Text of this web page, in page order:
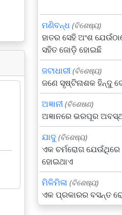
ମଣିବନ୍ଧ (ବିଶେଷ୍ୟ)
ହାତର ସେହି ଅଂଶ
ସହିତ ଜୋଡ଼ି ହୋଇଛି
ଜଟାଧାରୀ (ବିଶେଷ୍ୟ)
ଜଣେ ସୃଷ୍ଟିନାଶକ ହିନ୍ଦୁ
ଅଜ୍ଞାନୀ (ବିଶେଷଣ)
ଅଜ୍ଞାନରେ ଭରପୂର
ଯାଦୁ (ବିଶେଷ୍ୟ)
ଏକ ଚର୍ମରୋଗ
ହୋଇଥାଏ
ମିଳିମିଳା (ବିଶେଷ୍ୟ)
ଏକ ପ୍ରକାରର ବସନ୍ତ